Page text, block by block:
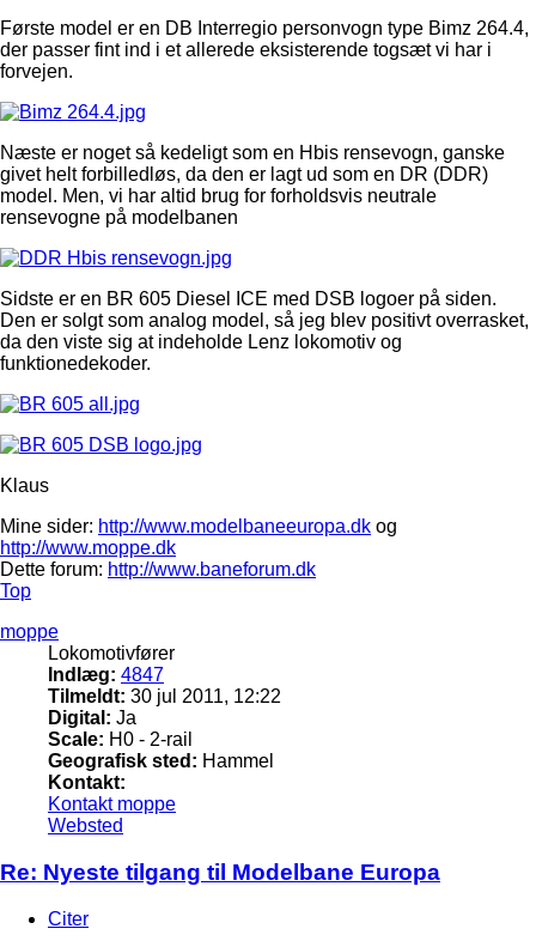
Første model er en DB Interregio personvogn type Bimz 264.4,
der passer fint ind i et allerede eksisterende togsæt vi har i
forvejen.
Næste er noget så kedeligt som en Hbis rensevogn, ganske
givet helt forbilledløs, da den er lagt ud som en DR (DDR)
model. Men, vi har altid brug for forholdsvis neutrale
rensevogne på modelbanen
Sidste er en BR 605 Diesel ICE med DSB logoer på siden.
Den er solgt som analog model, så jeg blev positivt overrasket,
da den viste sig at indeholde Lenz lokomotiv og
funktionedekoder.
Klaus
Mine sider: http://www.modelbaneeuropa.dk og
http://www.moppe.dk
Dette forum: http://www.baneforum.dk
Top
moppe
Lokomotivfører
Indlæg: 4847
Tilmeldt: 30 jul 2011, 12:22
Digital: Ja
Scale: H0 - 2-rail
Geografisk sted: Hammel
Kontakt:
Kontakt moppe
Websted
Re: Nyeste tilgang til Modelbane Europa
Citer